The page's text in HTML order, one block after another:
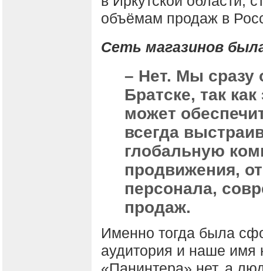
объёмам продаж в
Сеть магазинов
– Нет. Мы сразу
Братске, так
может
всегда
глобальную
продвижения,
персонала,
продаж.
Именно тогда была
аудитория и наше имя